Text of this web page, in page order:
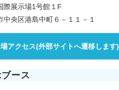
際展示場1号館１F
中央区港島中町６－１１－１
アクセス(外部サイトへ遷移します)
ース